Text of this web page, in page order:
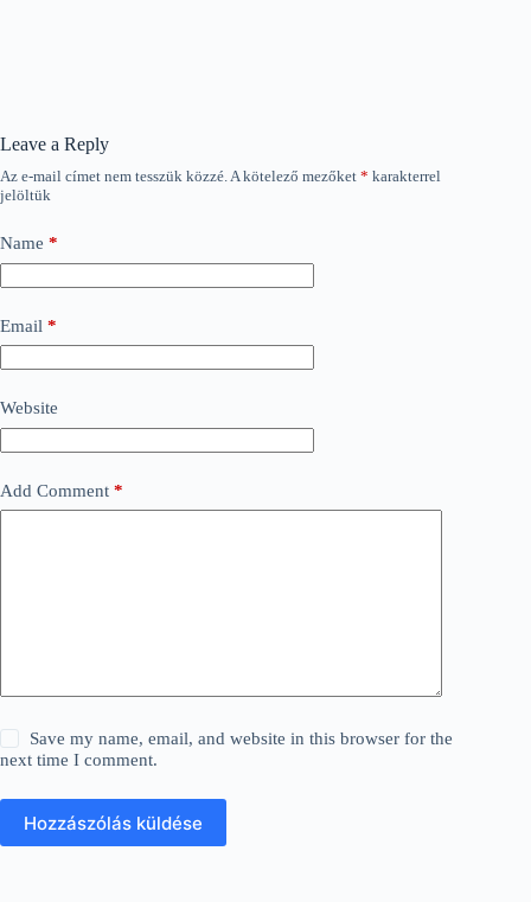
Leave a Reply
Az e-mail címet nem tesszük közzé.A kötelező mezőket * karakterrel
jelöltük
Name *
Email *
Website
Add Comment *
Save my name, email, and website in this browser for the
next time I comment.
Hozzászólás küldése